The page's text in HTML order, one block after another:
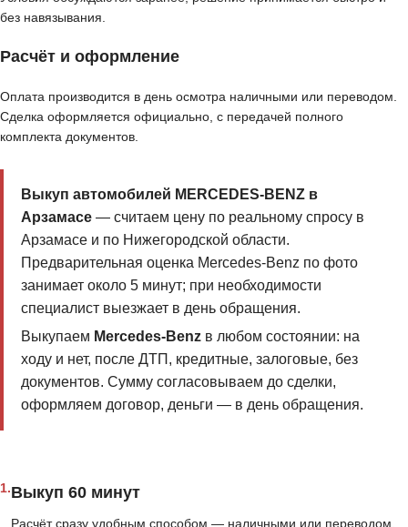
без навязывания.
Расчёт и оформление
Оплата производится в день осмотра наличными или переводом.
Сделка оформляется официально, с передачей полного
комплекта документов.
Выкуп автомобилей MERCEDES-BENZ в
Арзамасе— считаем цену по реальному спросу в
Арзамасе и по Нижегородской области.
Предварительная оценка Mercedes-Benz по фото
занимает около 5 минут; при необходимости
специалист выезжает в день обращения.
Выкупаем Mercedes-Benzв любом состоянии: на
ходу и нет, после ДТП, кредитные, залоговые, без
документов. Сумму согласовываем до сделки,
оформляем договор, деньги — в день обращения.
1.Выкуп 60 минут
Расчёт сразу удобным способом — наличными или переводом.